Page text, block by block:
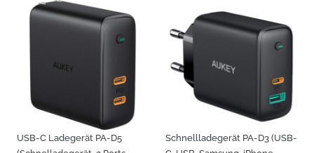
USB-C Ladegerät PA-D5
Schnellladegerät PA-D3 (USB-